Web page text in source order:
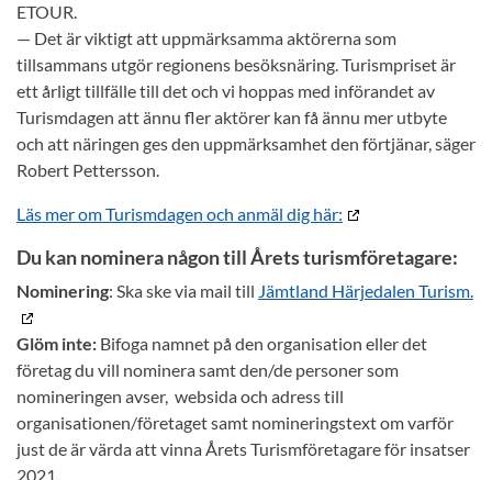
ETOUR.
— Det är viktigt att uppmärksamma aktörerna som
tillsammans utgör regionens besöksnäring. Turismpriset är
ett årligt tillfälle till det och vi hoppas med införandet av
Turismdagen att ännu fler aktörer kan få ännu mer utbyte
och att näringen ges den uppmärksamhet den förtjänar, säger
Robert Pettersson.
Läs mer om Turismdagen och anmäl dig här:
Du kan nominera någon till Årets turismföretagare:
Nominering: Ska ske via mail till Jämtland Härjedalen Turism.
Glöm inte: Bifoga namnet på den organisation eller det
företag du vill nominera samt den/de personer som
nomineringen avser, websida och adress till
organisationen/företaget samt nomineringstext om varför
just de är värda att vinna Årets Turismföretagare för insatser
2021.